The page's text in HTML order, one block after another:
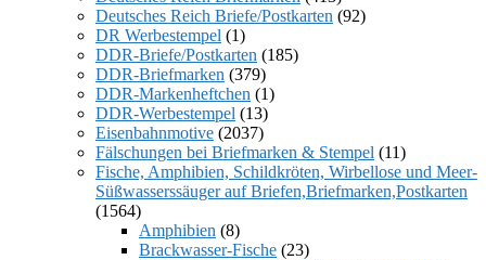
Deutsches Reich Briefe/Postkarten (92)
DR Werbestempel (1)
DDR-Briefe/Postkarten (185)
DDR-Briefmarken (379)
DDR-Markenheftchen (1)
DDR-Werbestempel (13)
Eisenbahnmotive (2037)
Fälschungen bei Briefmarken & Stempel (11)
Fische, Amphibien, Schildkröten, Wirbellose und Meer-
Süßwasserssäuger auf Briefen,Briefmarken,Postkarten
(1564)
Amphibien (8)
Brackwasser-Fische (23)